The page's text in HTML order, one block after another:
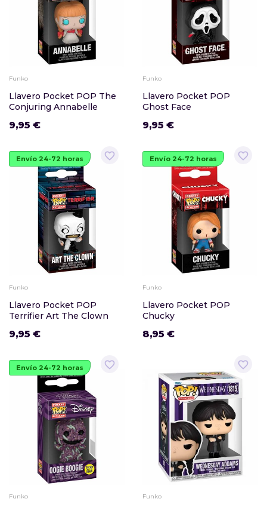
Funko
Llavero Pocket POP The
Conjuring Annabelle
9,95 €
Funko
Llavero Pocket POP
Ghost Face
9,95 €
favorite_border
Envío 24-72 horas
Funko
Llavero Pocket POP
Terrifier Art The Clown
9,95 €
favorite_border
Envío 24-72 horas
Funko
Llavero Pocket POP
Chucky
8,95 €
favorite_border
Envío 24-72 horas
Funko
favorite_border
Funko